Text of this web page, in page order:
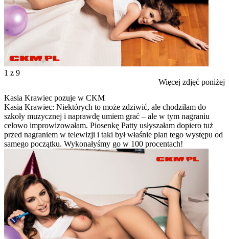
1 z 9
Więcej zdjęć poniżej
Kasia Krawiec pozuje w CKM
Kasia Krawiec: Niektórych to może zdziwić, ale chodziłam do
szkoły muzycznej i naprawdę umiem grać – ale w tym nagraniu
celowo improwizowałam. Piosenkę Patty usłyszałam dopiero tuż
przed nagraniem w telewizji i taki był właśnie plan tego występu od
samego początku. Wykonałyśmy go w 100 procentach!